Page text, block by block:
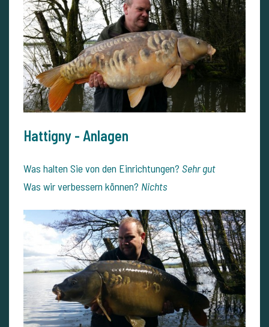
Hattigny - Anlagen
Was halten Sie von den Einrichtungen? Sehr gut
Was wir verbessern können? Nichts